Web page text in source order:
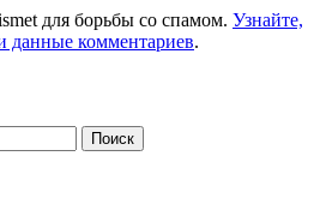
для борьбы со спамом. Узнайте,
данные комментариев.